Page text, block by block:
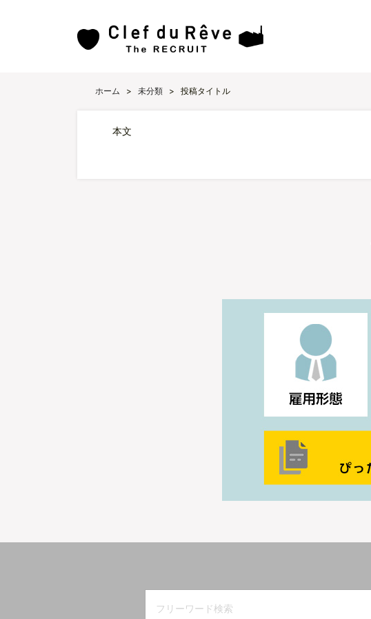
ホーム > 未分類 > 投稿タイトル
本文